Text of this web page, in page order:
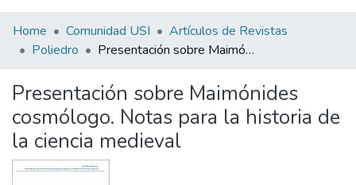
Communities
&
All of RI USI
Statistics
Home Comunidad USI
Artículos de Revistas
Poliedro
Presentación sobre Maimónides cosmólogo. Notas para la historia de la ciencia medieval
Presentación sobre Maimónides
cosmólogo. Notas para la historia de
la ciencia medieval